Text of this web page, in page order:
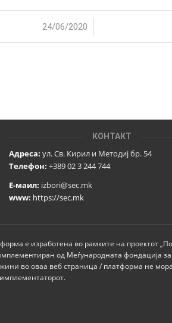
24/06/2020
/
КОНТАКТ
Адреса: ул. Св. Кирил и Методиј бр. 54
Телефон: +389 02 3 244 744
Е-маил: izbori@sec.mk
www: https://sec.mk
е изработена во рамките на проектот
од Меѓународната фондација
во оваа веб страница / платформа не мора